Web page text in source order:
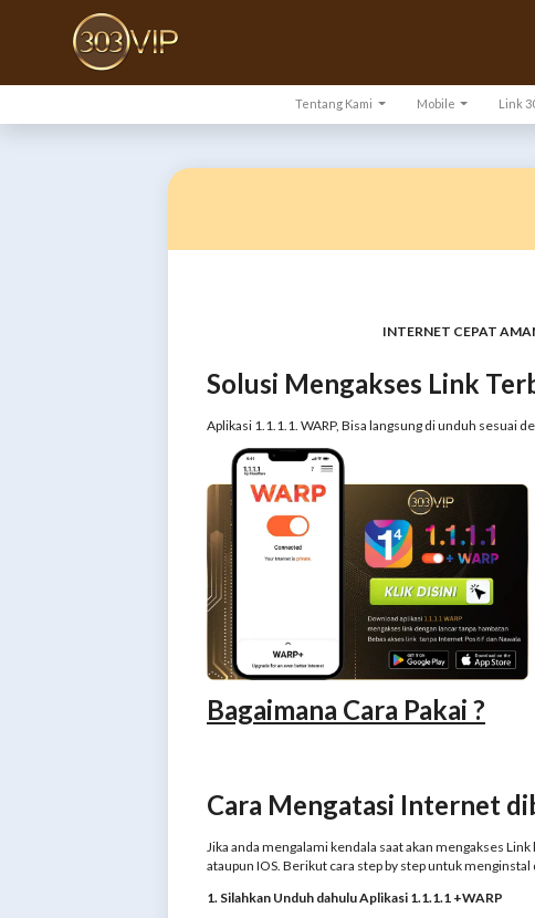
Tentang Kami Mobile Link
INTERNET CEPAT
Solusi Mengakses Link
Aplikasi 1.1.1.1. WARP, Bisa langsung di unduh sesuai
Bagaimana Cara Pakai ?
Cara Mengatasi Internet
Jika anda mengalami kendala saat akan mengakses
ataupun IOS. Berikut cara step by step untuk
1. Silahkan Unduh dahulu Aplikasi 1.1.1.1 +WARP